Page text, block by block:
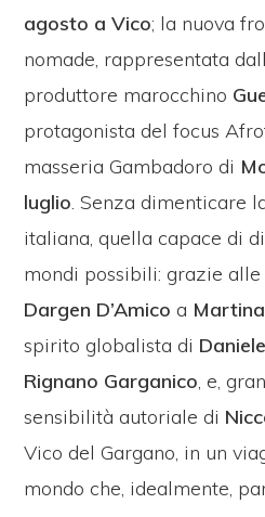
agosto a Vico; la nuova
nomade, rappresentata
produttore marocchino
protagonista del focus
masseria Gambadoro di
luglio. Senza dimenticare
italiana, quella capace di
mondi possibili: grazie
Dargen D’Amico a
spirito globalista di
Rignano Garganico, e,
sensibilità autoriale di
Vico del Gargano, in un
mondo che, idealmente,